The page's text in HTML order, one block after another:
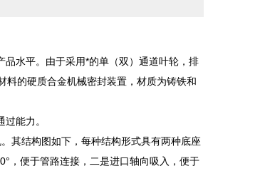
水平。由于采用*的单（双）通道叶轮，排
料的硬质合金机械密封装置，材质为铸铁和
能力。
其结构图如下，每种结构形式具有两种底座
，便于管路连接，二是进口轴向吸入，便于